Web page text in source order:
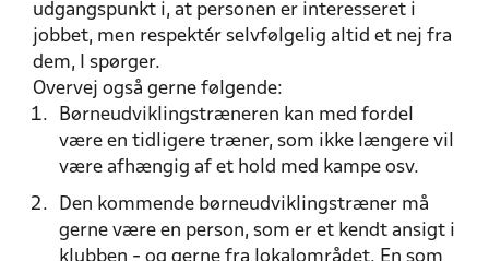
udgangspunkt i, at personen er interesseret i
jobbet, men respektér selvfølgelig altid et nej fra
dem, I spørger.
Overvej også gerne følgende:
Børneudviklingstræneren kan med fordel
være en tidligere træner, som ikke længere vil
være afhængig af et hold med kampe osv.
Den kommende børneudviklingstræner må
gerne være en person, som er et kendt ansigt i